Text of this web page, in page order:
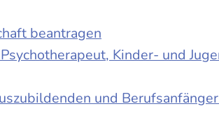
beantragen
Kinder- und
und